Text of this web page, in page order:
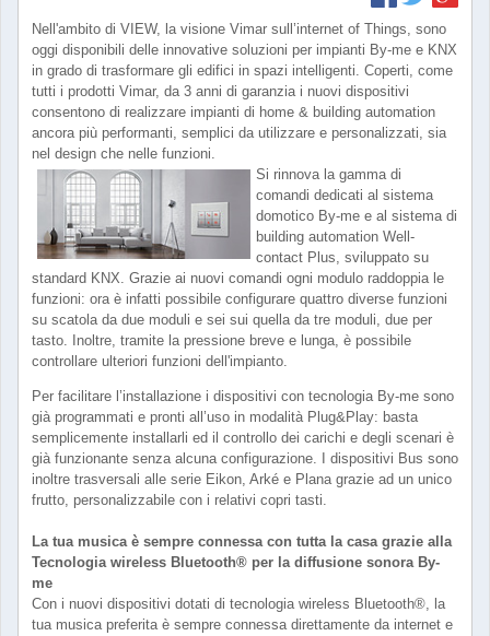
Nell'ambito di VIEW, la visione Vimar sull’internet of Things, sono
oggi disponibili delle innovative soluzioni per impianti By-me e KNX
in grado di trasformare gli edifici in spazi intelligenti. Coperti, come
tutti i prodotti Vimar, da 3 anni di garanzia i nuovi dispositivi
consentono di realizzare impianti di home & building automation
ancora più performanti, semplici da utilizzare e personalizzati, sia
nel design che nelle funzioni.
Si rinnova la gamma di
comandi dedicati al sistema
domotico By-me e al sistema di
building automation Well-
contact Plus, sviluppato su
standard KNX. Grazie ai nuovi comandi ogni modulo raddoppia le
funzioni: ora è infatti possibile configurare quattro diverse funzioni
su scatola da due moduli e sei sui quella da tre moduli, due per
tasto. Inoltre, tramite la pressione breve e lunga, è possibile
controllare ulteriori funzioni dell'impianto.
Per facilitare l’installazione i dispositivi con tecnologia By-me sono
già programmati e pronti all’uso in modalità Plug&Play: basta
semplicemente installarli ed il controllo dei carichi e degli scenari è
già funzionante senza alcuna configurazione. I dispositivi Bus sono
inoltre trasversali alle serie Eikon, Arké e Plana grazie ad un unico
frutto, personalizzabile con i relativi copri tasti.
La tua musica è sempre connessa con tutta la casa grazie alla
Tecnologia wireless Bluetooth® per la diffusione sonora By-
me
Con i nuovi dispositivi dotati di tecnologia wireless Bluetooth®, la
tua musica preferita è sempre connessa direttamente da internet e